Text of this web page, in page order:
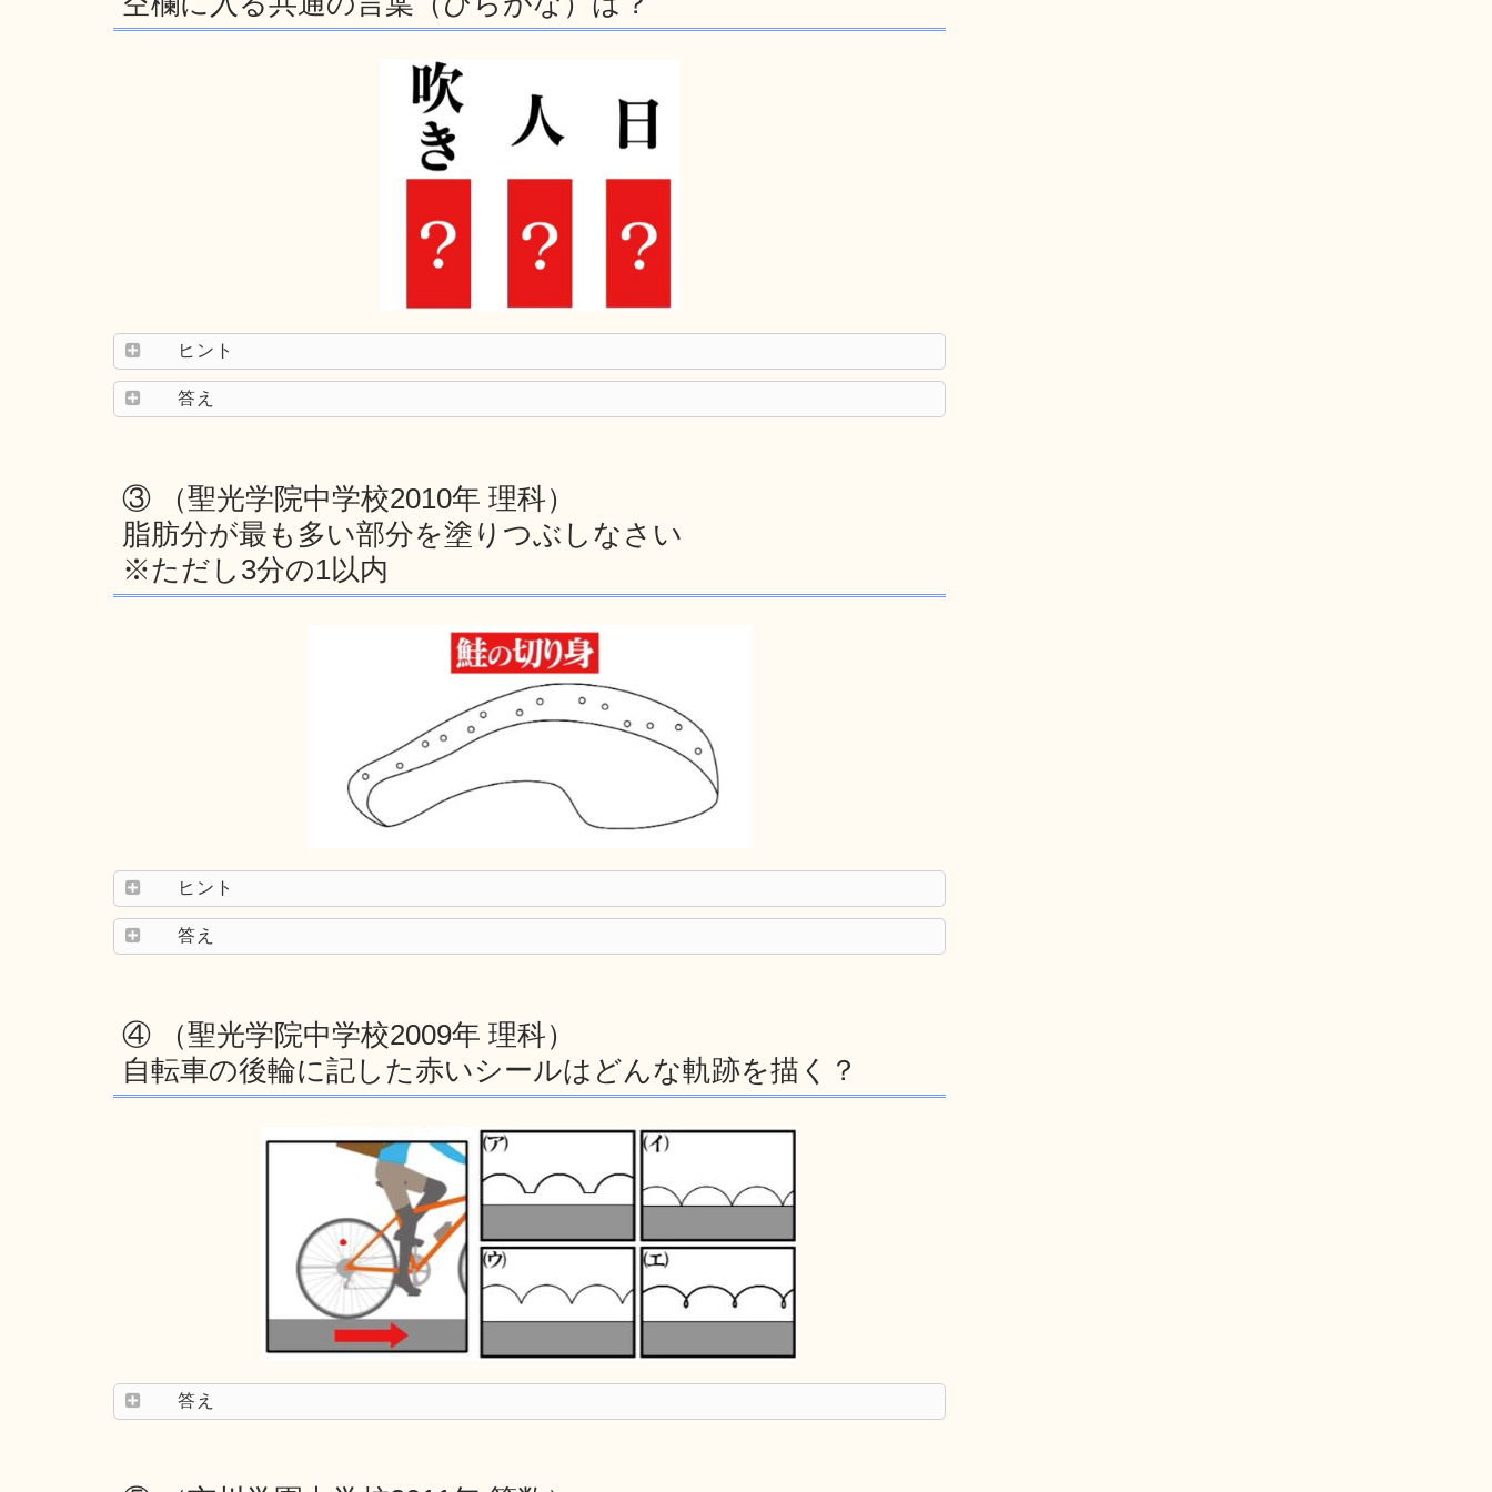
ヒント
答え
③ （聖光学院中学校2010年 理科）
脂肪分が最も多い部分を塗りつぶしなさい
※ただし3分の1以内
ヒント
答え
④ （聖光学院中学校2009年 理科）
自転車の後輪に記した赤いシールはどんな軌跡を描く？
答え